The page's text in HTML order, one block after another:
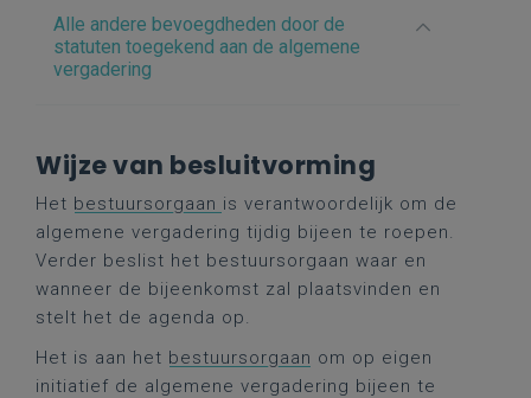
Alle andere bevoegdheden door de
statuten toegekend aan de algemene
vergadering
Wijze van besluitvorming
Het bestuursorgaan is verantwoordelijk om de
algemene vergadering tijdig bijeen te roepen.
Verder beslist het bestuursorgaan waar en
wanneer de bijeenkomst zal plaatsvinden en
stelt het de agenda op.
Het is aan het bestuursorgaan om op eigen
initiatief de algemene vergadering bijeen te